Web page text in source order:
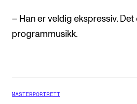
– Han er veldig ekspressiv. Det
programmusikk.
MASTERPORTRETT